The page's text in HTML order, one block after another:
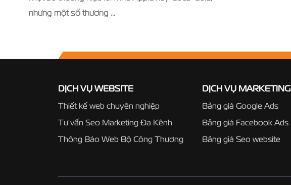
nhưng một số thương …
DỊCH VỤ WEBSITE
Thiết kế web chuyên nghiệp
Tư vấn Seo Marketing Đa Kênh
Thông Báo Web Bộ Công Thương
DỊCH VỤ MARKETING
Bảng giá Google Ads
Bảng giá Facebook Ads
Bảng giá Seo website